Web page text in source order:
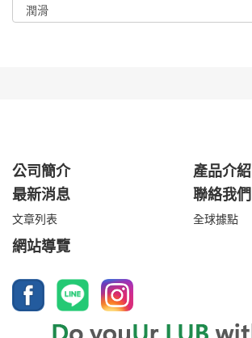
公司簡介
產品介紹
最新消息
文章列表
聯絡我們
全球據點
網站導覽